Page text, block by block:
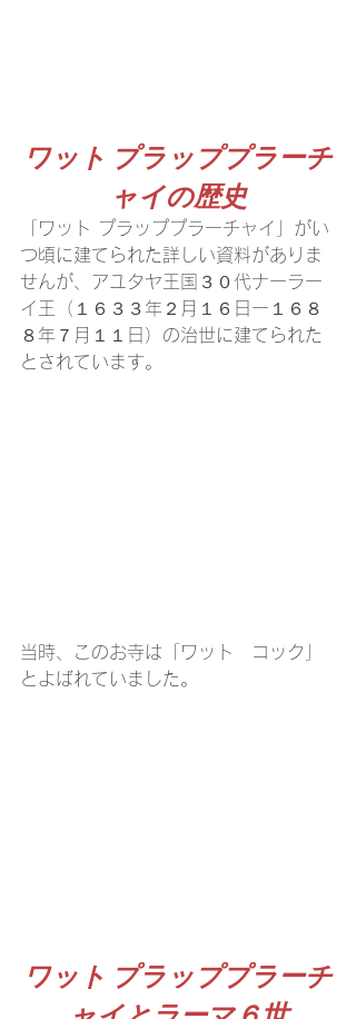
ワット プラッププラーチ
ャイの歴史
「ワット プラッププラーチャイ」がい
つ頃に建てられた詳しい資料がありま
せんが、アユタヤ王国３０代ナーラー
イ王（１６３３年２月１６日ー１６８
８年７月１１日）の治世に建てられた
とされています。
当時、このお寺は「ワット　コック」
とよばれていました。
ワット プラッププラーチ